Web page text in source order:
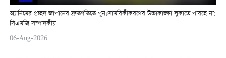
অ্যানিমের প্রচ্ছদ জাপানের দ্রুতগতিতে পুনঃসামরিকীকরণের উচ্চাকাঙ্ক্ষা লুকাতে পারছে না:
সিএমজি সম্পাদকীয়
06-Aug-2026